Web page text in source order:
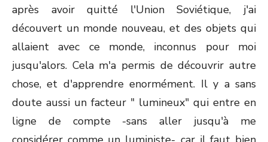
après avoir quitté l'Union Soviétique, j'ai
découvert un monde nouveau, et des objets qui
allaient avec ce monde, inconnus pour moi
jusqu'alors. Cela m'a permis de découvrir autre
chose, et d'apprendre enormément. Il y a sans
doute aussi un facteur " lumineux" qui entre en
ligne de compte -sans aller jusqu'à me